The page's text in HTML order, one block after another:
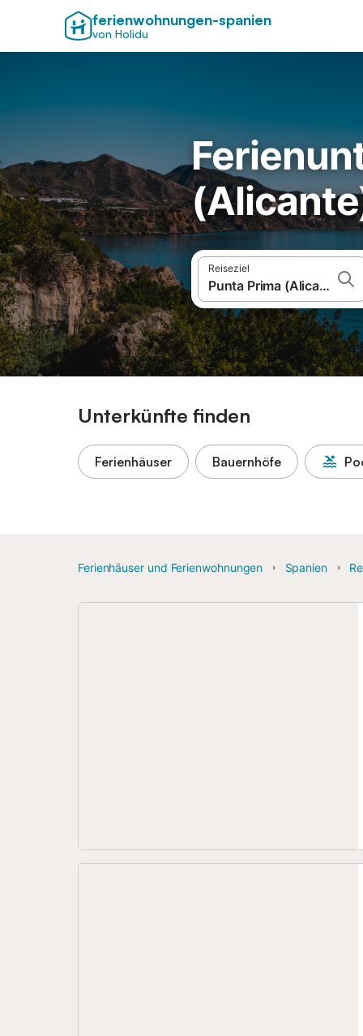
ferienwohnungen-spanien
von Holidu
Reiseziel
Unterkünfte finden
Ferienhäuser Bauernhöfe
Ferienhäuser und Ferienwohnungen Spanien